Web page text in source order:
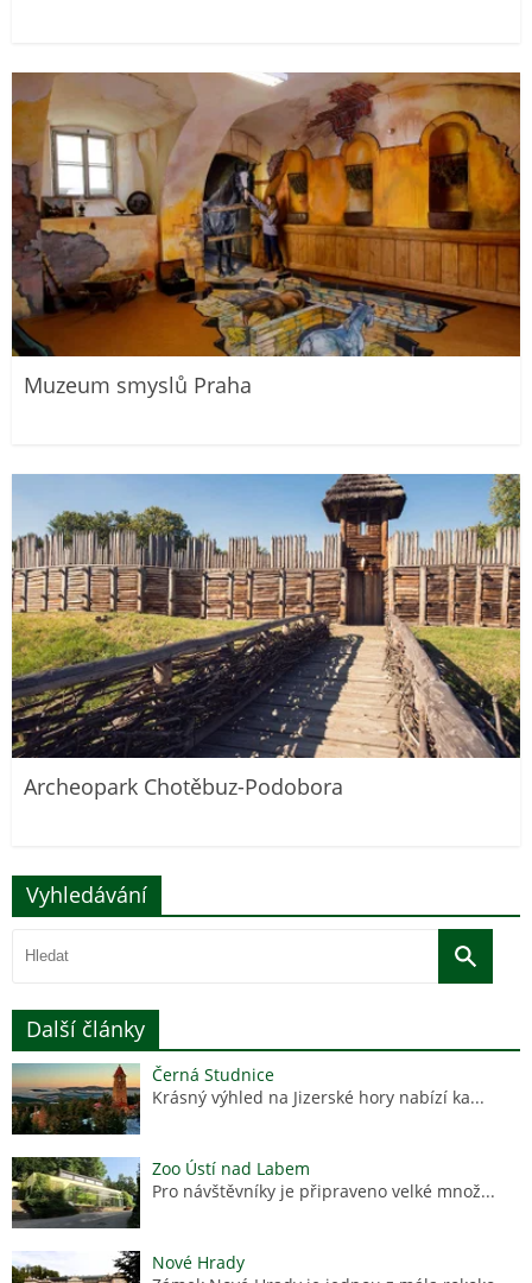
Muzeum smyslů Praha
Archeopark Chotěbuz-Podobora
Vyhledávání
Další články
Černá Studnice
Krásný výhled na Jizerské hory nabízí ka...
Zoo Ústí nad Labem
Pro návštěvníky je připraveno velké množ...
Nové Hrady